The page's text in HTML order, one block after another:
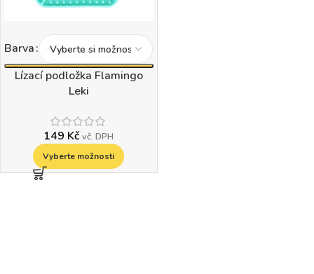
Barva
Lízací podložka Flamingo
Leki
149 Kč vč. DPH
Vyberte možnosti